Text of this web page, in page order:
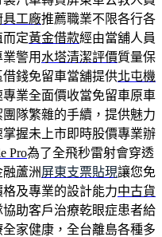
具工廠推薦職業不限各行各
而定黃金借款經由當舖人員
警用 水塔清潔評價質量保
錢免留車當舖提供北屯機
業全面價收當免留車原車
隊繁雜的手續，提供魅力
掌握未上市即時股價專業辦
Pro為了全飛秒雷射會穿透
蘆洲屏東支票貼現讓您免
及專業的設計能力中古貨
助客戶治療乾眼症患者給
家健康，全台離島各種多